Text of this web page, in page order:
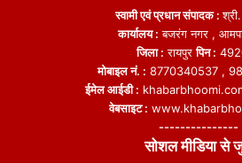
स्वामी एवं प्रधान संपादक :
कार्यालय : बजरंग नगर ,
जिला : रायपुरपिन :
मोबाइल नं. : 8770340537 ,
ईमेल आईडी :
वेबसाइट :
---------------
सोशल मीडिया से